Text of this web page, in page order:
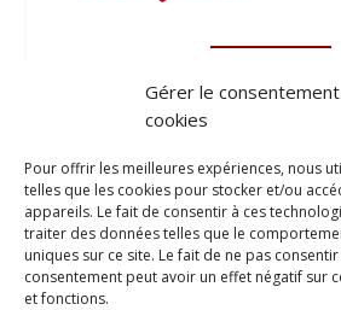
Gérer le
cookies
Pour offrir les meilleures expériences, nous
telles que les cookies pour stocker et/ou
appareils. Le fait de consentir à ces
traiter des données telles que le
uniques sur ce site. Le fait de ne pas
consentement peut avoir un effet négatif sur
et fonctions.